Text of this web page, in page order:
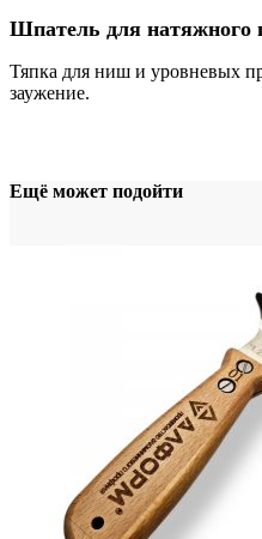
Шпатель для натяжного
Тяпка для ниш и уровневых
заужение.
Ещё может подойти